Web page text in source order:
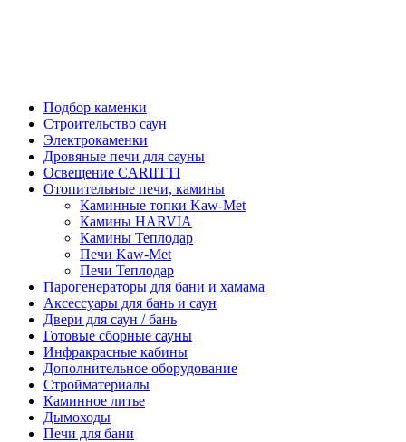
Подбор каменки
Строительство саун
Электрокаменки
Дровяные печи для сауны
Освещение CARIITTI
Отопительные печи, камины
Каминные топки Kaw-Met
Камины HARVIA
Камины Теплодар
Печи Kaw-Met
Печи Теплодар
Парогенераторы для бани и хамама
Аксессуары для бань и саун
Двери для саун / бань
Готовые сборные сауны
Инфракрасные кабины
Дополнительное оборудование
Стройматериалы
Каминное литье
Дымоходы
Печи для бани